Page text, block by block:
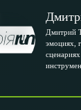
Дмитрий
эмоциях,